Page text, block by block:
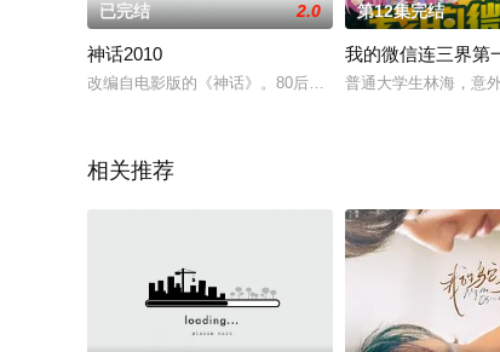
已完结 2.0
神话2010
改编自电影版的《神话》。80后男孩易小川（胡歌 饰）来
第12集完结
我的微信连三界第
普通大学生林海，意
相关推荐